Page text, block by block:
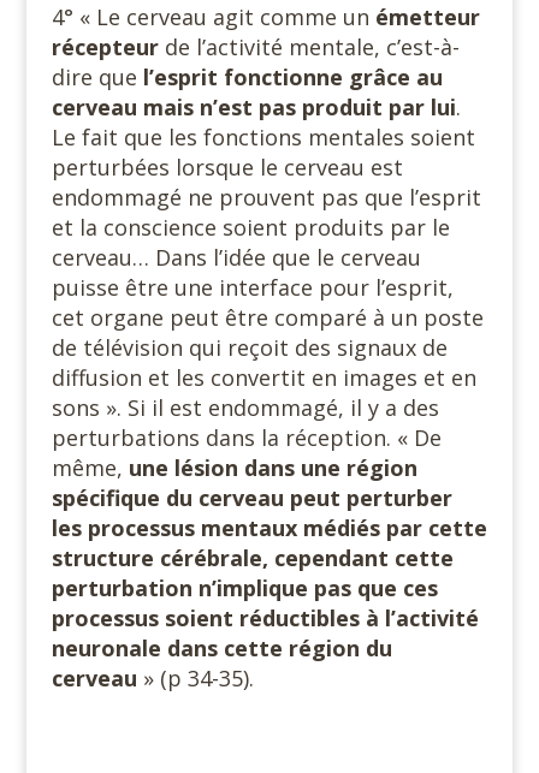
4° « Le cerveau agit comme un émetteur
récepteurde l’activité mentale, c’est-à-
dire que l’esprit fonctionne grâce au
cerveau mais n’est pas produit par lui.
Le fait que les fonctions mentales soient
perturbées lorsque le cerveau est
endommagé ne prouvent pas que l’esprit
et la conscience soient produits par le
cerveau… Dans l’idée que le cerveau
puisse être une interface pour l’esprit,
cet organe peut être comparé à un poste
de télévision qui reçoit des signaux de
diffusion et les convertit en images et en
sons ». Si il est endommagé, il y a des
perturbations dans la réception. « De
même, une lésion dans une région
spécifique du cerveau peut perturber
les processus mentaux médiés par cette
structure cérébrale, cependant cette
perturbation n’implique pas que ces
processus soient réductibles à l’activité
neuronale dans cette région du
cerveau » (p 34-35).